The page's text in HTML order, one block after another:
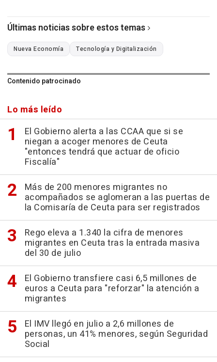
Últimas noticias sobre estos temas
Nueva Economía Tecnología y Digitalización
Contenido patrocinado
Lo más leído
El Gobierno alerta a las CCAA que si se
niegan a acoger menores de Ceuta
"entonces tendrá que actuar de oficio
Fiscalía"
Más de 200 menores migrantes no
acompañados se aglomeran a las puertas de
la Comisaría de Ceuta para ser registrados
Rego eleva a 1.340 la cifra de menores
migrantes en Ceuta tras la entrada masiva
del 30 de julio
El Gobierno transfiere casi 6,5 millones de
euros a Ceuta para "reforzar" la atención a
migrantes
El IMV llegó en julio a 2,6 millones de
personas, un 41% menores, según Seguridad
Social